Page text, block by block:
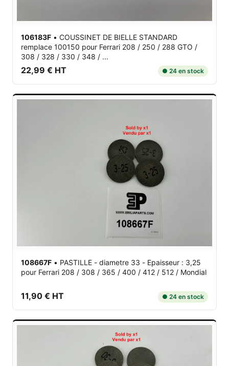
106183F • COUSSINET DE BIELLE STANDARD
remplace 100150 pour Ferrari 208 / 250 / 288 GTO /
308 / 328 / 330 / 348 / ...
22,99 € HT ● 24 en stock
108667F • PASTILLE - diametre 33 - Epaisseur : 3,25
pour Ferrari 208 / 308 / 365 / 400 / 412 / 512 / Mondial
11,90 € HT ● 24 en stock